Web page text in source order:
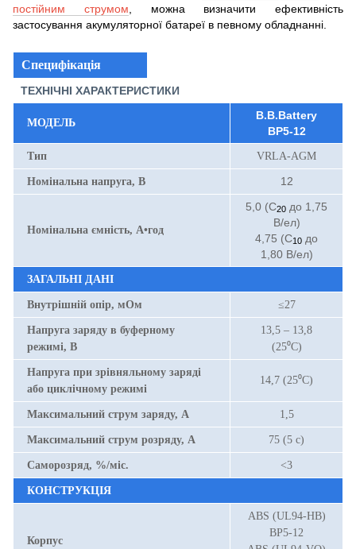
постійним струмом , можна визначити ефективність
застосування акумуляторної батареї в певному обладнанні.
Специфікація
ТЕХНІЧНІ ХАРАКТЕРИСТИКИ
МОДЕЛЬ
B.B.Battery
BP5-12
Тип VRLA-AGM
Номінальна напруга, В 12
Номінальна ємність, А•год
5,0 (С20 до 1,75
В/ел)
4,75 (С10 до
1,80 В/ел)
ЗАГАЛЬНІ ДАНІ
Внутрішній опір, мОм ≤27
Напруга заряду в буферному
режимі, В
13,5 – 13,8
(25⁰С)
Напруга при зрівняльному заряді
або циклічному режимі
14,7 (25⁰С)
Максимальний струм заряду, А 1,5
Максимальний струм розряду, А 75 (5 с)
Саморозряд, %/міс. <3
КОНСТРУКЦІЯ
Корпус
ABS (UL94-HB)
BP5-12